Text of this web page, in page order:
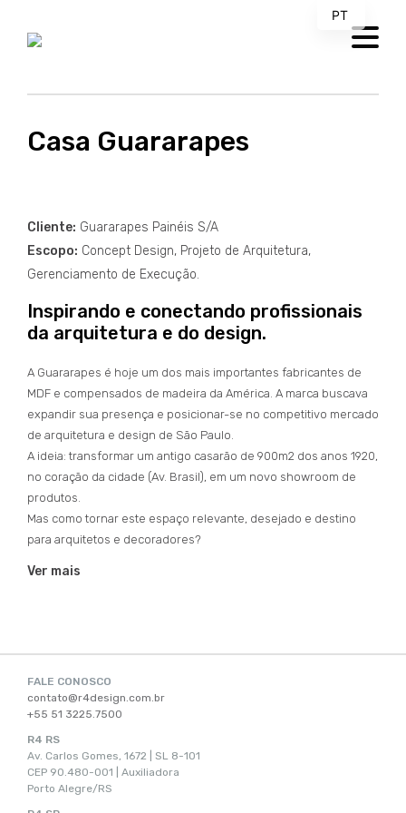
[new_loader]
Casa Guararapes
Cliente: Guararapes Painéis S/A
Escopo: Concept Design, Projeto de Arquitetura,
Gerenciamento de Execução.
Inspirando e conectando profissionais
da arquitetura e do design.
A Guararapes é hoje um dos mais importantes fabricantes de
MDF e compensados de madeira da América. A marca buscava
expandir sua presença e posicionar-se no competitivo mercado
de arquitetura e design de São Paulo.
A ideia: transformar um antigo casarão de 900m2 dos anos 1920,
no coração da cidade (Av. Brasil), em um novo showroom de
produtos.
Mas como tornar este espaço relevante, desejado e destino
para arquitetos e decoradores?
Ver mais
FALE CONOSCO
contato@r4design.com.br
+55 51 3225.7500
R4 RS
Av. Carlos Gomes, 1672 | SL 8-101
CEP 90.480-001 | Auxiliadora
Porto Alegre/RS
PT